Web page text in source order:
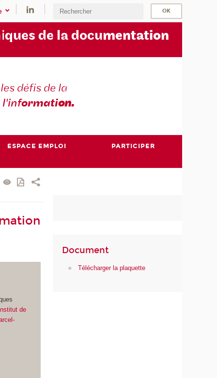
ques de la documentation
défis de la
l'information.
ESPACE EMPLOI PARTICIPER
de
Document
Télécharger la plaquette